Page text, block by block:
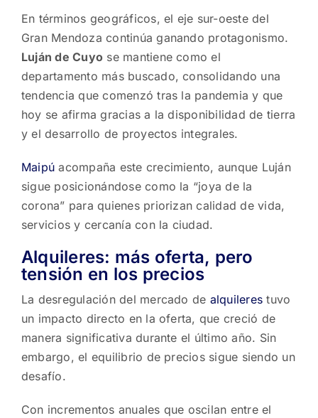
En términos geográficos, el eje sur-oeste del
Gran Mendoza continúa ganando protagonismo.
Luján de Cuyo se mantiene como el
departamento más buscado, consolidando una
tendencia que comenzó tras la pandemia y que
hoy se afirma gracias a la disponibilidad de tierra
y el desarrollo de proyectos integrales.
Maipú acompaña este crecimiento, aunque Luján
sigue posicionándose como la “joya de la
corona” para quienes priorizan calidad de vida,
servicios y cercanía con la ciudad.
Alquileres: más oferta, pero
tensión en los precios
La desregulación del mercado de alquileres tuvo
un impacto directo en la oferta, que creció de
manera significativa durante el último año. Sin
embargo, el equilibrio de precios sigue siendo un
desafío.
Con incrementos anuales que oscilan entre el